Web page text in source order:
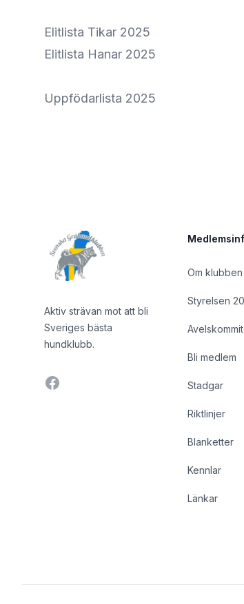
Elitlista Tikar 2025
Elitlista Hanar 2025
Uppfödarlista 2025
Aktiv strävan mot att bli
Sveriges bästa
hundklubb.
Facebook
Om klubben
Styrelsen
Bli medlem
Stadgar
Riktlinjer
Blanketter
Kennlar
Länkar